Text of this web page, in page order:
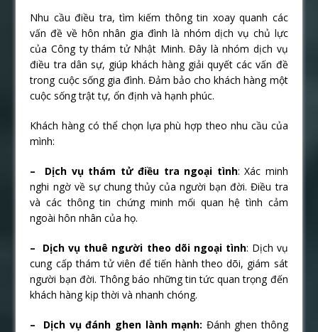
Nhu cầu điều tra, tìm kiếm thông tin xoay quanh các
vấn đề về hôn nhân gia đình là nhóm dịch vụ chủ lực
của Công ty thám tử Nhật Minh. Đây là nhóm dịch vụ
điều tra dân sự, giúp khách hàng giải quyết các vấn đề
trong cuộc sống gia đình. Đảm bảo cho khách hàng một
cuộc sống trật tự, ổn định và hạnh phúc.
Khách hàng có thể chọn lựa phù hợp theo nhu cầu của
mình:
– Dịch vụ thám tử điều tra ngoại tình: Xác minh
nghi ngờ về sự chung thủy của người bạn đời. Điều tra
và các thông tin chứng minh mối quan hệ tình cảm
ngoài hôn nhân của họ.
– Dịch vụ thuê người theo dõi ngoại tình: Dịch vụ
cung cấp thám tử viên để tiến hành theo dõi, giám sát
người bạn đời. Thông báo những tin tức quan trọng đến
khách hàng kịp thời và nhanh chóng.
– Dịch vụ đánh ghen lành mạnh: Đánh ghen thông